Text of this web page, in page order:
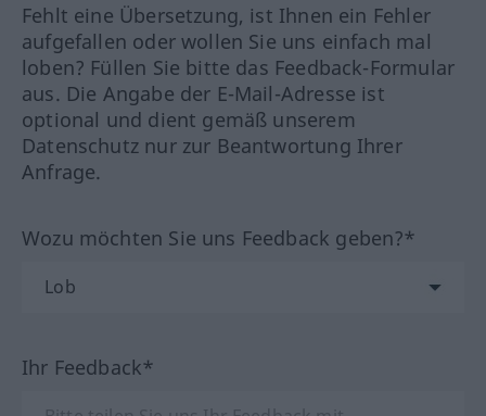
Fehlt eine Übersetzung, ist Ihnen ein Fehler
aufgefallen oder wollen Sie uns einfach mal
loben? Füllen Sie bitte das Feedback-Formular
aus. Die Angabe der E-Mail-Adresse ist
optional und dient gemäß unserem
Datenschutz nur zur Beantwortung Ihrer
Anfrage.
Wozu möchten Sie uns Feedback geben?*
Ihr Feedback*